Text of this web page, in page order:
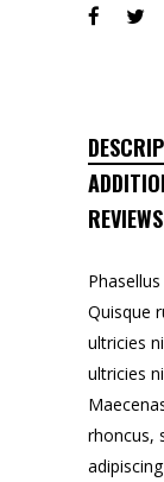
Quisque
ultricies
ultricies
rhoncus,